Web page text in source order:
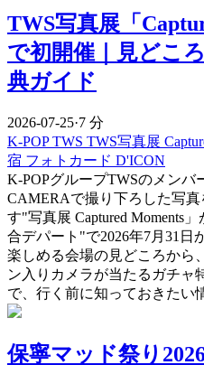
TWS写真展「
で初開催｜見どこ
典ガイド
2026-07-25·7 分
K-POPTWS TWS写真展
宿 フォトカード D'ICON
K-POPグループTWSのメンバ
CAMERAで撮り下ろした写
す"写真展 Captured Moments
合デパート"で2026年7月31日
楽しめる会場の見どころから
ン入りカメラが当たるガチャ
で、行く前に知っておきたい
保寧マッド祭り